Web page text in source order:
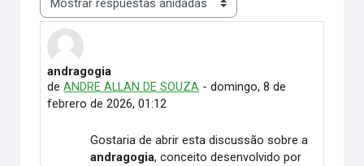
Mostrar modo
andragogia
deANDRE ALLAN DE SOUZA -domingo, 8 de
febrero de 2026, 01:12
Número de respuestas: 0
Gostaria de abrir esta discussão sobre a
andragogia, conceito desenvolvido por